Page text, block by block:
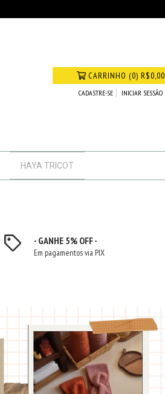
CARRINHO (0)R$0,00
CADASTRE-SE INICIAR SESSÃO
HAYA TRICOT
- GANHE 5% OFF -
Em pagamentos via PIX